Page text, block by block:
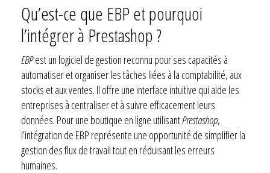
Qu’est-ce que EBP et pourquoi
l’intégrer à Prestashop ?
EBPest un logiciel de gestion reconnu pour ses capacités à
automatiser et organiser les tâches liées à la comptabilité, aux
stocks et aux ventes. Il offre une interface intuitive qui aide les
entreprises à centraliser et à suivre efficacement leurs
données. Pour une boutique en ligne utilisantPrestashop,
l’intégration de EBP représente une opportunité de simplifier la
gestion des flux de travail tout en réduisant les erreurs
humaines.